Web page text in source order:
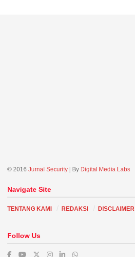
© 2016 Jurnal Security | By Digital Media Labs
Navigate Site
TENTANG KAMI REDAKSI DISCLAIMER
Follow Us